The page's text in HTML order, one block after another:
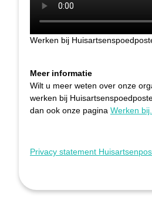
Werken bij
Meer informatie
Wilt u meer weten over onze
werken bij
dan ook onze pagina Werken bij.
Privacy statement